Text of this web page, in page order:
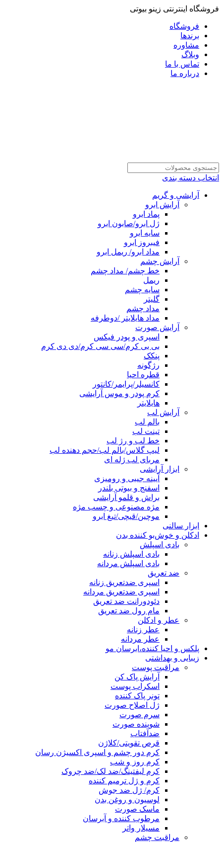
فروشگاه اینترنتی زینو بیوتی
فروشگاه
برندها
مشاوره
وبلاگ
تماس با ما
درباره ما
انتخاب دسته بندی
آرایشی و گریم
آرایش ابرو
پماد ابرو
ژل ابرو/صابون ابرو
سایه ابرو
فیبروز ابرو
مداد ابرو/ ریمل ابرو
آرایش چشم
خط چشم/ مداد چشم
ریمل
سایه چشم
گلیتر
مداد چشم
مداد هایلایتر /دوطرفه
آرایش صورت
اسپری و پودر فیکس
بی بی کرم/سی سی کرم/دی دی کرم
پنکک
رژگونه
قطره احیا
کانسیلر/پرایمر/کانتور
کرم پودر و موس آرایشی
هایلایتر
آرایش لب
بالم لب
تینت لب
خط لب و رژ لب
لیپ گلاس/بالم لب/حجم دهنده لب
مربای لب ژله ای
ابزار آرایشی
آیینه جیبی و رومیزی
اسفنج و بیوتی بلندر
براش و قلمو آرایشی
مژه مصنوعی و چسب مژه
موچین/قیچی/تیغ ابرو
ابزار سالنی
ادکلن و خوش‌بو کننده بدن
بادی اسپلش
بادی اسپلش زنانه
بادی اسپلش مردانه
ضد تعریق
اسپری ضدتعریق زنانه
اسپری ضدتعریق مردانه
دئودورانت ضد تعریق
مام رول ضد تعریق
عطر و ادکلن
عطر زنانه
عطر مردانه
پلکس و احیا کننده،ابرسان مو
زیبایی و بهداشتی
مراقبت پوست
آرایش پاک کن
اسکراب پوست
تونر پاک کننده
ژل اصلاح صورت
سرم صورت
شوینده صورت
ضدآفتاب
قرص تقویتی/کلاژن
کرم دور چشم و اسپری اکسیژن رسان
کرم روز و شب
کرم لیفتینگ/ضد لک/ضد چروک
کرم و ژل ترمیم کننده
کرم/ ژل ضد جوش
لوسیون و روغن بدن
ماسک صورت
مرطوب کننده و آبرسان
مسیلار واتر
مراقبت چشم